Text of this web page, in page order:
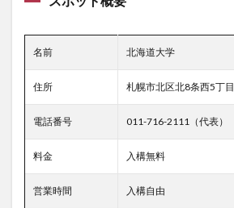
名前 北海道大学
住所 札幌市北区北8条西5丁目
電話番号 011-716-2111（代表）
料金 入構無料
営業時間 入構自由